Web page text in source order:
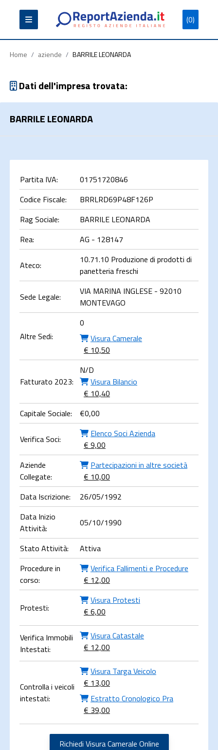
(0)
Partita
Iva
Codice
Fiscale
Ragione
Sociale
Cerca
Home / aziende / BARRILE LEONARDA
Dati dell'impresa trovata:
BARRILE LEONARDA
Partita IVA:
01751720846
Codice Fiscale:
BRRLRD69P48F126P
Rag Sociale:
BARRILE LEONARDA
Rea:
AG - 128147
Ateco:
10.71.10 Produzione di prodotti di
panetteria freschi
Sede Legale:
VIA MARINA INGLESE - 92010
MONTEVAGO
Altre Sedi:
0
Visura Camerale
€ 10,50
Fatturato 2023:
N/D
Visura Bilancio
€ 10,40
Capitale Sociale:
€0,00
Verifica Soci:
Elenco Soci Azienda
€ 9,00
Aziende
Collegate:
Partecipazioni in altre società
€ 10,00
Data Iscrizione:
26/05/1992
Data Inizio
Attività:
05/10/1990
Stato Attività:
Attiva
Procedure in
corso:
Verifica Fallimenti e Procedure
€ 12,00
Protesti:
Visura Protesti
€ 6,00
Verifica Immobili
Intestati:
Visura Catastale
€ 12,00
Controlla i veicoli
intestati:
Visura Targa Veicolo
€ 13,00
Estratto Cronologico Pra
€ 39,00
Richiedi Visura Camerale Online